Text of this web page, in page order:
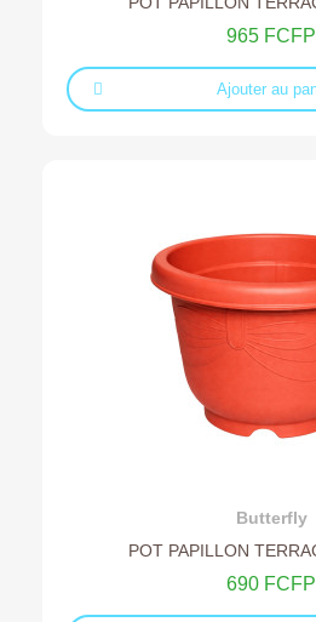
965 FCFP
Ajouter au
Ajouter au
Butterfly
POT PAPILLON
690 FCFP